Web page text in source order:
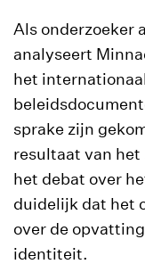
Als onderzoeker
analyseert
het
sprake zijn
resultaat van het
het debat over
duidelijk dat het
over de
identiteit.